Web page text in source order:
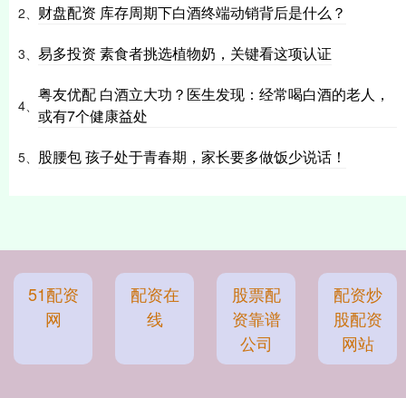
2、 财盘配资 库存周期下白酒终端动销背后是什么？
3、 易多投资 素食者挑选植物奶，关键看这项认证
4、
粤友优配 白酒立大功？医生发现：经常喝白酒的老人，
或有7个健康益处
5、 股腰包 孩子处于青春期，家长要多做饭少说话！
51配资
网
配资在
线
股票配
资靠谱
公司
配资炒
股配资
网站